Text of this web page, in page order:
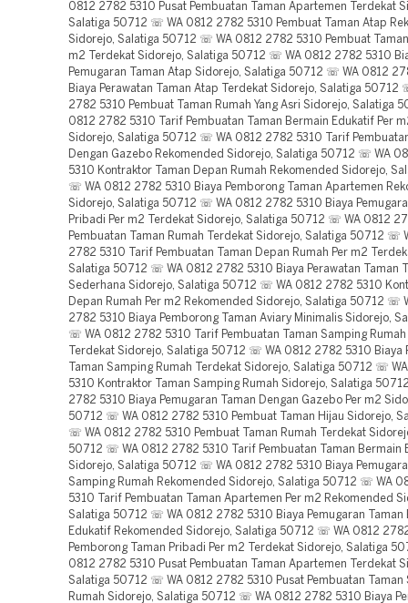
0812 2782 5310 Pusat Pembuatan Taman Apartemen Terdekat
Salatiga 50712 ☏ WA 0812 2782 5310 Pembuat Taman Atap
Sidorejo, Salatiga 50712 ☏ WA 0812 2782 5310 Pembuat
m2 Terdekat Sidorejo, Salatiga 50712 ☏ WA 0812 2782 5310
Pemugaran Taman Atap Sidorejo, Salatiga 50712 ☏ WA 0812
Biaya Perawatan Taman Atap Terdekat Sidorejo, Salatiga 50712
2782 5310 Pembuat Taman Rumah Yang Asri Sidorejo, Salatiga
0812 2782 5310 Tarif Pembuatan Taman Bermain Edukatif Per
Sidorejo, Salatiga 50712 ☏ WA 0812 2782 5310 Tarif
Dengan Gazebo Rekomended Sidorejo, Salatiga 50712 ☏ WA
5310 Kontraktor Taman Depan Rumah Rekomended Sidorejo,
☏ WA 0812 2782 5310 Biaya Pemborong Taman Apartemen
Sidorejo, Salatiga 50712 ☏ WA 0812 2782 5310 Biaya
Pribadi Per m2 Terdekat Sidorejo, Salatiga 50712 ☏ WA 0812
Pembuatan Taman Rumah Terdekat Sidorejo, Salatiga 50712 ☏
2782 5310 Tarif Pembuatan Taman Depan Rumah Per m2
Salatiga 50712 ☏ WA 0812 2782 5310 Biaya Perawatan Taman
Sederhana Sidorejo, Salatiga 50712 ☏ WA 0812 2782 5310
Depan Rumah Per m2 Rekomended Sidorejo, Salatiga 50712 ☏
2782 5310 Biaya Pemborong Taman Aviary Minimalis Sidorejo,
☏ WA 0812 2782 5310 Tarif Pembuatan Taman Samping Rumah
Terdekat Sidorejo, Salatiga 50712 ☏ WA 0812 2782 5310 Biaya
Taman Samping Rumah Terdekat Sidorejo, Salatiga 50712 ☏
5310 Kontraktor Taman Samping Rumah Sidorejo, Salatiga
2782 5310 Biaya Pemugaran Taman Dengan Gazebo Per m2
50712 ☏ WA 0812 2782 5310 Pembuat Taman Hijau Sidorejo,
☏ WA 0812 2782 5310 Pembuat Taman Rumah Terdekat
50712 ☏ WA 0812 2782 5310 Tarif Pembuatan Taman Bermain
Sidorejo, Salatiga 50712 ☏ WA 0812 2782 5310 Biaya
Samping Rumah Rekomended Sidorejo, Salatiga 50712 ☏ WA
5310 Tarif Pembuatan Taman Apartemen Per m2 Rekomended
Salatiga 50712 ☏ WA 0812 2782 5310 Biaya Pemugaran Taman
Edukatif Rekomended Sidorejo, Salatiga 50712 ☏ WA 0812
Pemborong Taman Pribadi Per m2 Terdekat Sidorejo, Salatiga
0812 2782 5310 Pusat Pembuatan Taman Apartemen Terdekat
Salatiga 50712 ☏ WA 0812 2782 5310 Pusat Pembuatan Taman
Rumah Sidorejo, Salatiga 50712 ☏ WA 0812 2782 5310 Biaya